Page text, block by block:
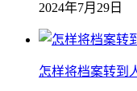
2024年7月29日
怎样将档案转到